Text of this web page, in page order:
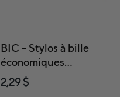
BIC – Stylos à bille
économiques
RoundStic – 1,0 mm –
noir – paquet de 12
2,29 $